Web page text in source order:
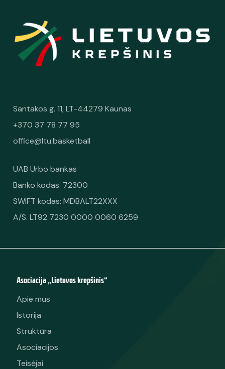
Santakos g. 11, LT-44279 Kaunas
+370 37 78 77 95
office@ltu.basketball
UAB Urbo bankas
Banko kodas: 72300
SWIFT kodas: MDBALT22XXX
A/S. LT92 7230 0000 0060 6259
Asociacija „Lietuvos krepšinis“
Apie mus
Istorija
Struktūra
Asociacijos
Teisėjai